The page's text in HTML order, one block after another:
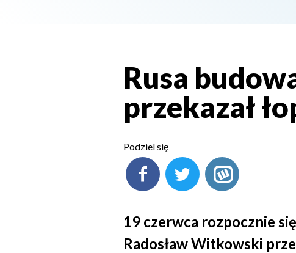
Rusa
przekazał
Podziel się
19 czerwca rozpocznie
Radosław Witkowski